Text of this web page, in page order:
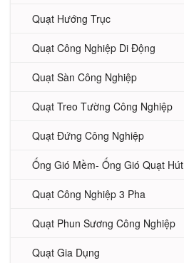
Quạt Hướng Trục
Quạt Công Nghiệp Di Động
Quạt Sàn Công Nghiệp
Quạt Treo Tường Công Nghiệp
Quạt Đứng Công Nghiệp
Ống Gió Mềm- Ống Gió Quạt Hút
Quạt Công Nghiệp 3 Pha
Quạt Phun Sương Công Nghiệp
Quạt Gia Dụng